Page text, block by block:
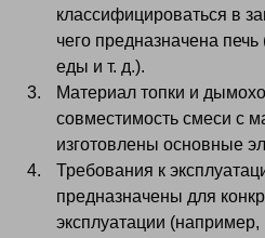
классифицироваться в
чего предназначена печь
еды и т. д.).
Материал топки и
совместимость смеси с
изготовлены основные
Требования к
предназначены для
эксплуатации